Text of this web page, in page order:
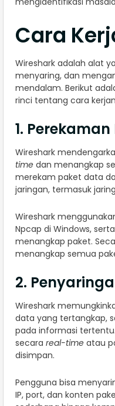
Cara
Wireshark adalah alat
menyaring, dan
mendalam. Berikut
rinci tentang cara
1.
Wireshark
time dan menangkap
merekam paket data
jaringan, termasuk
Wireshark
Npcap di Windows,
menangkap paket.
menangkap semua
2.
Wireshark
data yang tertangkap,
pada informasi
secara real-time atau
disimpan.
Pengguna bisa
IP, port, dan konten